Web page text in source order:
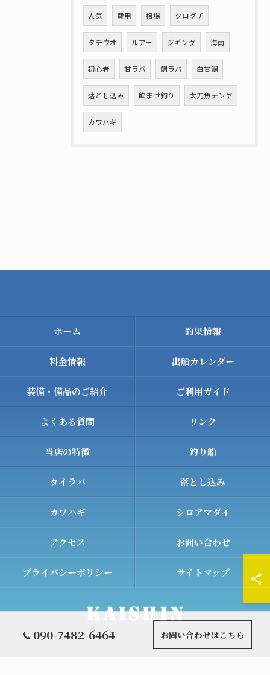
人気 費用 相場 クログチ
タチウオ ルアー ジギング 海南
初心者 甘ラバ 鯛ラバ 白甘鯛
落とし込み 飲ませ釣り 太刀魚テンヤ
カワハギ
090-7482-6464 お問い合わせはこちら
ホーム 釣果情報
料金情報 出船カレンダー
装備・備品のご紹介 ご利用ガイド
よくある質問 リンク
当店の特徴 釣り船
タイラバ 落とし込み
カワハギ シロアマダイ
アクセス お問い合わせ
プライバシーポリシー サイトマップ